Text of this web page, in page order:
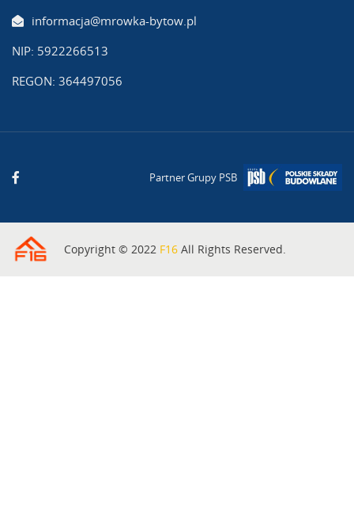
informacja@mrowka-bytow.pl
NIP: 5922266513
REGON: 364497056
Partner Grupy PSB
Copyright © 2022 F16 All Rights Reserved.